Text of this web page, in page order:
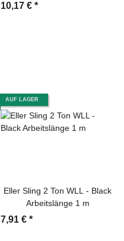
10,17 € *
AUF LAGER
Eller Sling 2 Ton WLL - Black
Arbeitslänge 1 m
7,91 € *